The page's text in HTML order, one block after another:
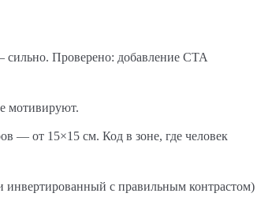
Проверено: добавление CTA
мотивируют.
— от 15×15 см. Код в зоне, где человек
инвертированный с правильным контрастом)